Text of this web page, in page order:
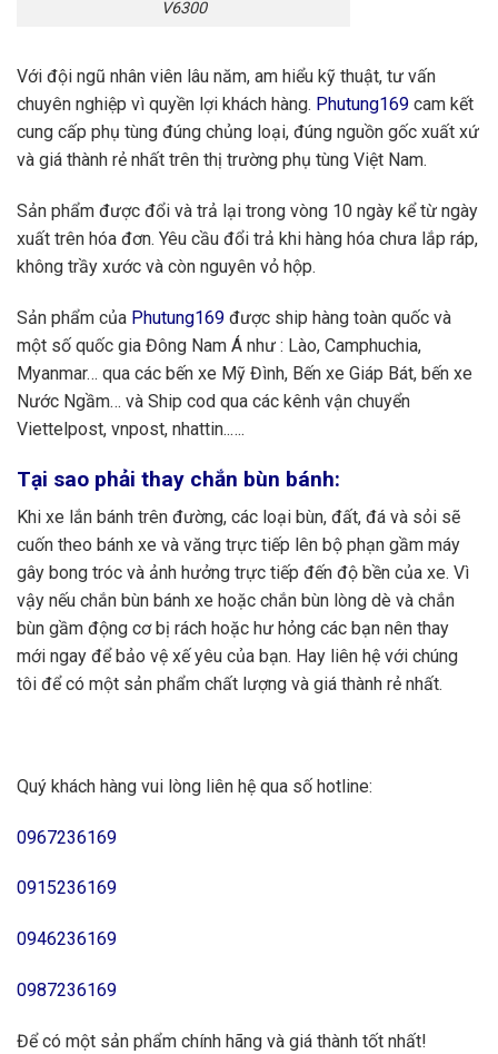
V6300
Với đội ngũ nhân viên lâu năm, am hiểu kỹ thuật, tư vấn
chuyên nghiệp vì quyền lợi khách hàng. Phutung169 cam kết
cung cấp phụ tùng đúng chủng loại, đúng nguồn gốc xuất xứ
và giá thành rẻ nhất trên thị trường phụ tùng Việt Nam.
Sản phẩm được đổi và trả lại trong vòng 10 ngày kể từ ngày
xuất trên hóa đơn. Yêu cầu đổi trả khi hàng hóa chưa lắp ráp,
không trầy xước và còn nguyên vỏ hộp.
Sản phẩm của Phutung169 được ship hàng toàn quốc và
một số quốc gia Đông Nam Á như : Lào, Camphuchia,
Myanmar… qua các bến xe Mỹ Đình, Bến xe Giáp Bát, bến xe
Nước Ngầm… và Ship cod qua các kênh vận chuyển
Viettelpost, vnpost, nhattin..….
Tại sao phải thay chắn bùn bánh:
Khi xe lắn bánh trên đường, các loại bùn, đất, đá và sỏi sẽ
cuốn theo bánh xe và văng trực tiếp lên bộ phạn gầm máy
gây bong tróc và ảnh hưởng trực tiếp đến độ bền của xe. Vì
vậy nếu chắn bùn bánh xe hoặc chắn bùn lòng dè và chắn
bùn gầm động cơ bị rách hoặc hư hỏng các bạn nên thay
mới ngay để bảo vệ xế yêu của bạn. Hay liên hệ với chúng
tôi để có một sản phẩm chất lượng và giá thành rẻ nhất.
Quý khách hàng vui lòng liên hệ qua số hotline:
0967236169
0915236169
0946236169
0987236169
Để có một sản phẩm chính hãng và giá thành tốt nhất!